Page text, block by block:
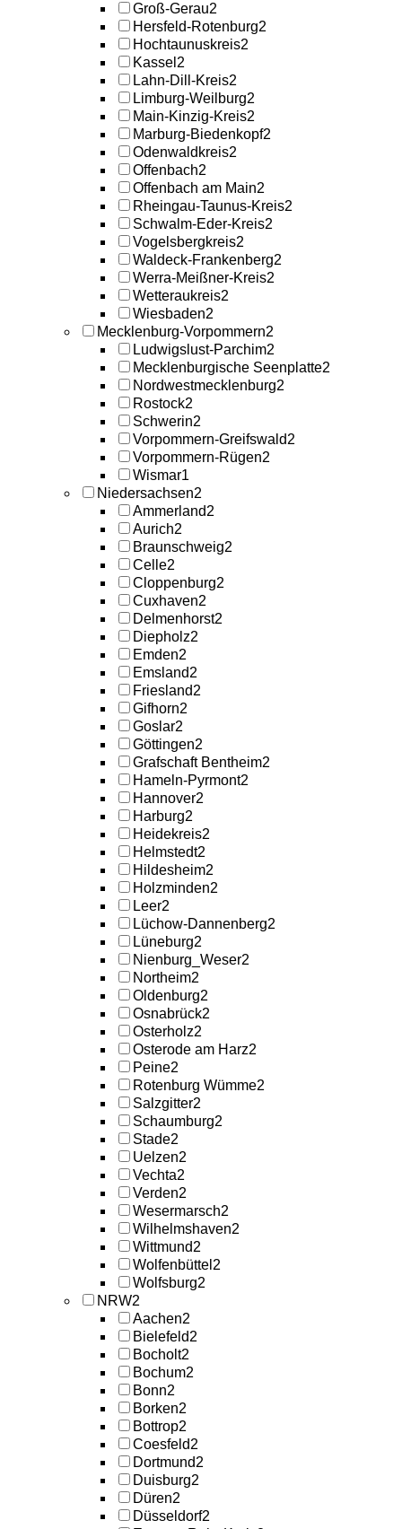
Groß-Gerau2
Hersfeld-Rotenburg2
Hochtaunuskreis2
Kassel 2
Lahn-Dill-Kreis2
Limburg-Weilburg2
Main-Kinzig-Kreis2
Marburg-Biedenkopf2
Odenwaldkreis2
Offenbach2
Offenbach am Main2
Rheingau-Taunus-Kreis2
Schwalm-Eder-Kreis2
Vogelsbergkreis2
Waldeck-Frankenberg2
Werra-Meißner-Kreis2
Wetteraukreis2
Wiesbaden2
Mecklenburg-Vorpommern2
Ludwigslust-Parchim2
Mecklenburgische Seenplatte2
Nordwestmecklenburg2
Rostock2
Schwerin2
Vorpommern-Greifswald2
Vorpommern-Rügen2
Wismar1
Niedersachsen2
Ammerland2
Aurich2
Braunschweig2
Celle2
Cloppenburg2
Cuxhaven2
Delmenhorst2
Diepholz2
Emden2
Emsland2
Friesland2
Gifhorn2
Goslar2
Göttingen2
Grafschaft Bentheim2
Hameln-Pyrmont2
Hannover2
Harburg2
Heidekreis2
Helmstedt2
Hildesheim2
Holzminden2
Leer2
Lüchow-Dannenberg2
Lüneburg2
Nienburg_Weser2
Northeim2
Oldenburg2
Osnabrück2
Osterholz2
Osterode am Harz2
Peine2
Rotenburg Wümme2
Salzgitter2
Schaumburg2
Stade2
Uelzen2
Vechta2
Verden2
Wesermarsch2
Wilhelmshaven2
Wittmund2
Wolfenbüttel 2
Wolfsburg2
NRW2
Aachen2
Bielefeld2
Bocholt2
Bochum2
Bonn2
Borken2
Bottrop2
Coesfeld2
Dortmund2
Duisburg2
Düren2
Düsseldorf2